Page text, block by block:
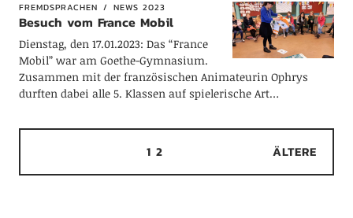
FREMDSPRACHEN NEWS 2023
Besuch vom France Mobil
Dienstag, den 17.01.2023: Das “France
Mobil” war am Goethe-Gymnasium.
Zusammen mit der französischen Animateurin Ophrys
durften dabei alle 5. Klassen auf spielerische Art…
1 2 ÄLTERE